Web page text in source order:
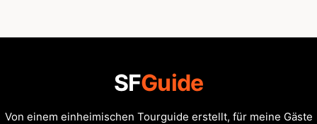
SFGuide
Von einem einheimischen Tourguide erstellt, für meine Gäste